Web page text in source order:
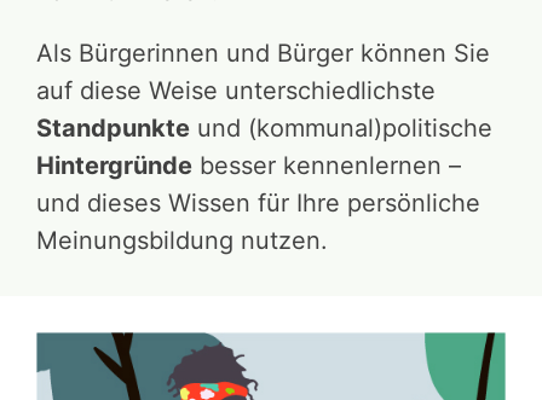
Als Bürgerinnen und Bürger können Sie
auf diese Weise unterschiedlichste
Standpunkte und (kommunal)politische
Hintergründe besser kennenlernen –
und dieses Wissen für Ihre persönliche
Meinungsbildung nutzen.